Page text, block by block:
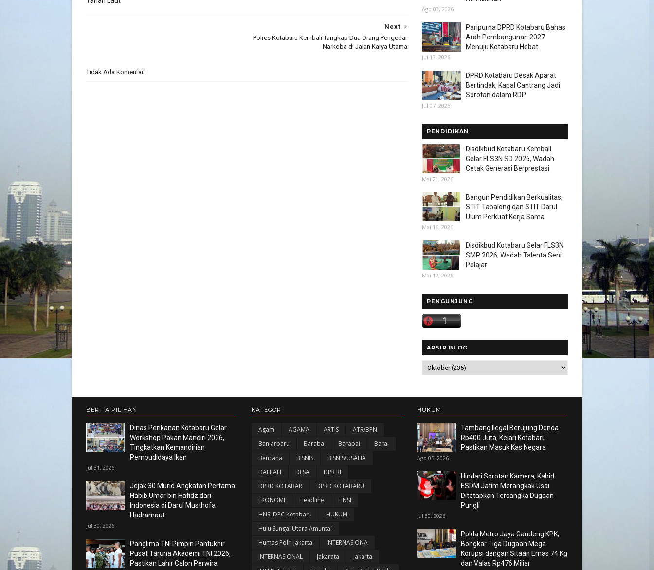
Next
Polres Kotabaru Kembali Tangkap Dua Orang Pengedar
Narkoba di Jalan Karya Utama
Tidak Ada Komentar:
Ago 03, 2026
Paripurna DPRD Kotabaru Bahas
Arah Pembangunan 2027
Menuju Kotabaru Hebat
Jul 13, 2026
DPRD Kotabaru Desak Aparat
Bertindak, Kapal Cantrang Jadi
Sorotan dalam RDP
Jul 07, 2026
PENDIDIKAN
Disdikbud Kotabaru Kembali
Gelar FLS3N SD 2026, Wadah
Cetak Generasi Berprestasi
Mai 21, 2026
Bangun Pendidikan Berkualitas,
STIT Tabalong dan STIT Darul
Ulum Perkuat Kerja Sama
Mai 16, 2026
Disdikbud Kotabaru Gelar FLS3N
SMP 2026, Wadah Talenta Seni
Pelajar
Mai 12, 2026
PENGUNJUNG
ARSIP BLOG
BERITA PILIHAN
Dinas Perikanan Kotabaru Gelar
Workshop Pakan Mandiri 2026,
Tingkatkan Kemandirian
Pembudidaya Ikan
Jul 31, 2026
Jejak 30 Murid Angkatan Pertama
Habib Umar bin Hafidz dari
Indonesia di Darul Musthofa
Hadramaut
Jul 30, 2026
Panglima TNI Pimpin Pantukhir
Pusat Taruna Akademi TNI 2026,
Pastikan Lahir Calon Perwira
KATEGORI
Agam AGAMA ARTIS
ATR/BPN
Banjarbaru
Baraba Barabai
Barai
Bencana
BISNIS
BISNIS/USAHA
DAERAH
DESA
DPR RI
DPRD KOTABAR
DPRD KOTABARU
EKONOMI
Headline
HNSI
HNSI DPC Kotabaru
HUKUM
Hulu Sungai Utara Amuntai
Humas Polri Jakarta
INTERNASIONA
INTERNASIONAL
Jakarata
Jakarta
HUKUM
Tambang Ilegal Berujung Denda
Rp400 Juta, Kejari Kotabaru
Pastikan Masuk Kas Negara
Ago 05, 2026
Hindari Sorotan Kamera, Kabid
ESDM Jatim Merangkak Usai
Ditetapkan Tersangka Dugaan
Pungli
Jul 30, 2026
Polda Metro Jaya Gandeng KPK,
Bongkar Tiga Dugaan Mega
Korupsi dengan Sitaan Emas 74 Kg
dan Valas Rp476 Miliar